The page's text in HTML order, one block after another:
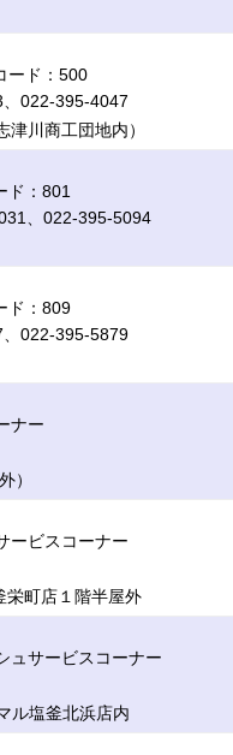
ド：500
022-395-4047
川商工団地内）
：801
、022-395-5094
ド：809
022-395-5879
ナー
）
ービスコーナー
町店１階半屋外
ュサービスコーナー
ル塩釜北浜店内